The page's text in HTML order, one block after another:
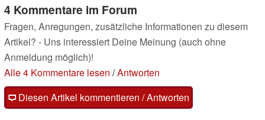
4 Kommentare im Forum
Fragen, Anregungen, zusätzliche Informationen zu diesem
Artikel? - Uns interessiert Deine Meinung (auch ohne
Anmeldung möglich)!
Alle 4 Kommentare lesen /Antworten
Diesen Artikel kommentieren / Antworten